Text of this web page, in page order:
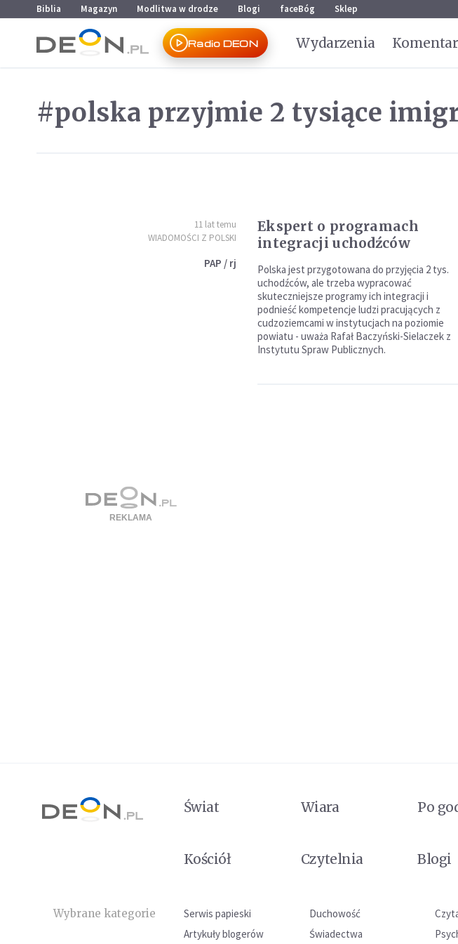
Przejdź do menu głównego
Przejdź do treści
Biblia Magazyn Modlitwa w drodze Blogi faceBóg Sklep
Radio DEON Wydarzenia
#polska przyjmie 2 tysiące
11 lat temu
WIADOMOŚCI Z POLSKI
PAP / rj
Ekspert o programach
integracji uchodźców
Polska jest przygotowana do przyjęcia 2 tys.
uchodźców, ale trzeba wypracować
skuteczniejsze programy ich integracji i
podnieść kompetencje ludzi pracujących z
cudzoziemcami w instytucjach na poziomie
powiatu - uważa Rafał Baczyński-Sielaczek z
Instytutu Spraw Publicznych.
Świat Wiara Po
Kościół
Czytelnia Blogi
Wybrane kategorie Serwis papieski Duchowość
Artykuły blogerów
Świadectwa